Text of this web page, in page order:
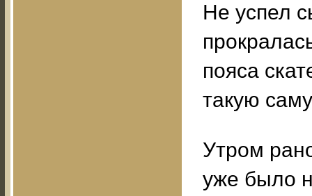
Не успел
пояса
такую
Утром
уже было